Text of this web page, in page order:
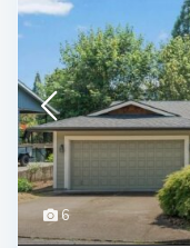
6